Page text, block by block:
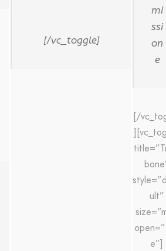
[/vc_toggle]
mi
ssi
on
e
[/
ult”
e”]